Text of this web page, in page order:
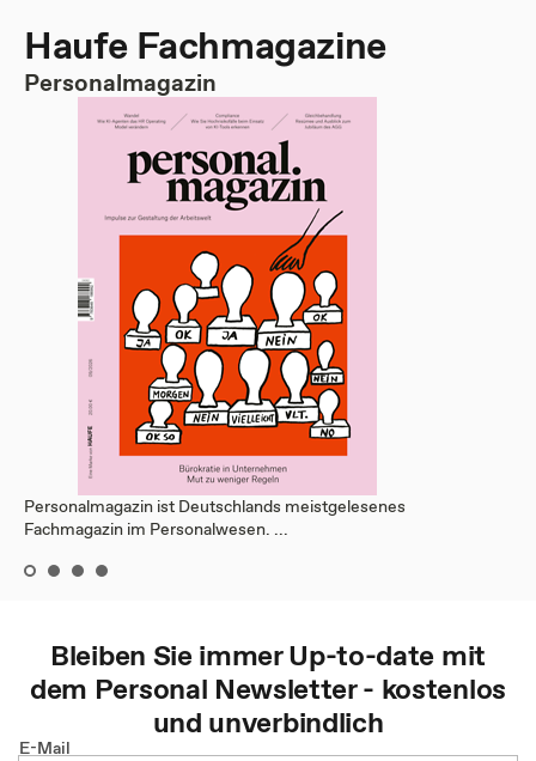
Haufe Fachmagazine
Personalmagazin
Personalmagazin ist Deutschlands meistgelesenes
Fachmagazin im Personalwesen. ...
Bleiben Sie immer Up-to-date mit
dem Personal Newsletter - kostenlos
und unverbindlich
E-Mail